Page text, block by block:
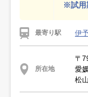
※試用
最寄り駅 伊
所在地
〒
愛
松